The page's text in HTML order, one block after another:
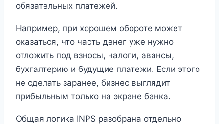
обязательных платежей.
Например, при хорошем обороте может
оказаться, что часть денег уже нужно
отложить под взносы, налоги, авансы,
бухгалтерию и будущие платежи. Если этого
не сделать заранее, бизнес выглядит
прибыльным только на экране банка.
Общая логика INPS разобрана отдельно